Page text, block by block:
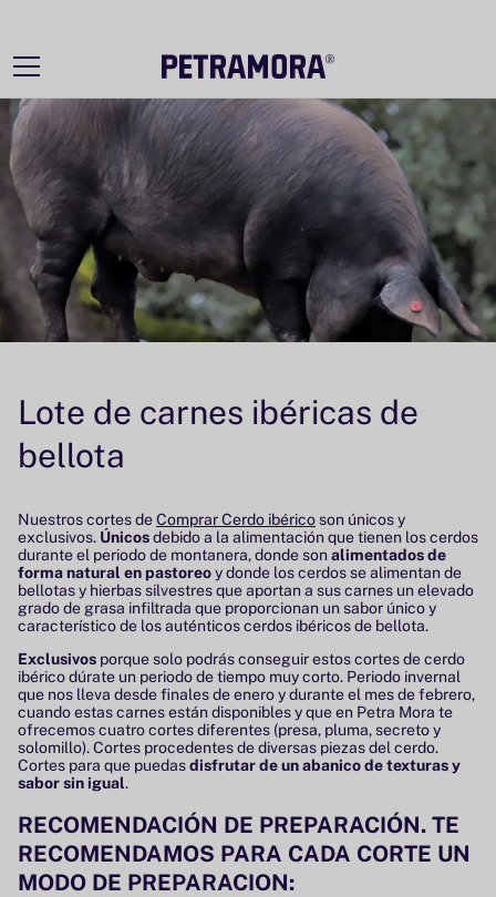
Lote de carnes ibéricas de
bellota
Nuestros cortes deComprar Cerdo ibéricoson únicos y
exclusivos. Únicosdebido a la alimentación que tienen los cerdos
durante el periodo de montanera, donde sonalimentados de
forma natural en pastoreoy donde los cerdos se alimentan de
bellotas y hierbas silvestres que aportan a sus carnes un elevado
grado de grasa infiltrada que proporcionan un sabor único y
característico de los auténticos cerdos ibéricos de bellota.
Exclusivos porque solo podrás conseguir estos cortes de cerdo
ibérico dúrate un periodo de tiempo muy corto. Periodo invernal
que nos lleva desde finales de enero y durante el mes de febrero,
cuando estas carnes están disponibles y que en Petra Mora te
ofrecemos cuatro cortes diferentes (presa, pluma, secreto y
solomillo). Cortes procedentes de diversas piezas del cerdo.
Cortes para que puedasdisfrutar de un abanico de texturas y
sabor sin igual.
RECOMENDACIÓN DE PREPARACIÓN. TE
RECOMENDAMOS PARA CADA CORTE UN
MODO DE PREPARACION: